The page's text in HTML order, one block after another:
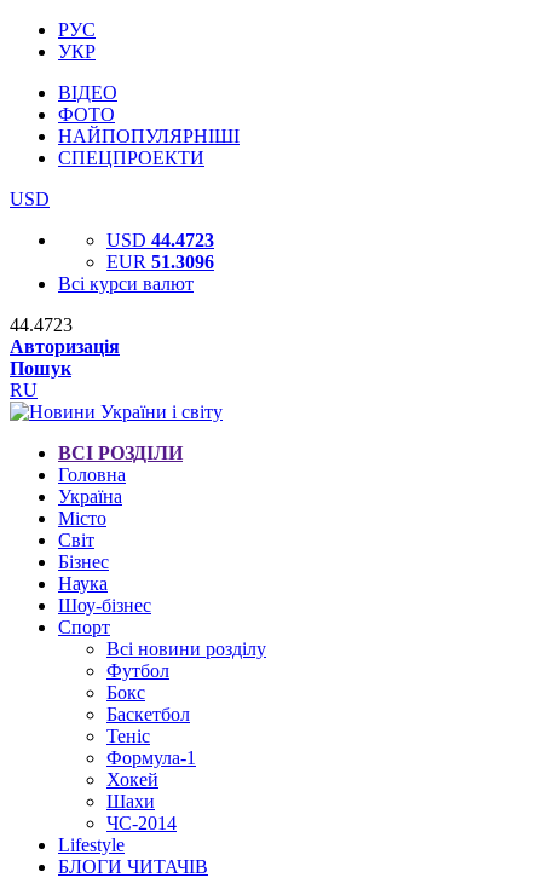
РУС
УКР
ВІДЕО
ФОТО
НАЙПОПУЛЯРНІШІ
СПЕЦПРОЕКТИ
USD
USD 44.4723
EUR 51.3096
Всі курси валют
44.4723
Авторизація
Пошук
RU
ВСІ РОЗДІЛИ
Головна
Україна
Місто
Світ
Бізнес
Наука
Шоу-бізнес
Спорт
Всі новини розділу
Футбол
Бокс
Баскетбол
Теніс
Формула-1
Хокей
Шахи
ЧС-2014
Lifestyle
БЛОГИ ЧИТАЧІВ